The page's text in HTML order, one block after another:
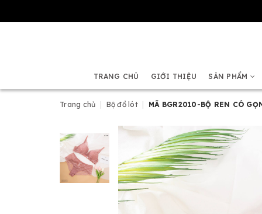
TRANG CHỦ GIỚI THIỆU SẢN PHẨM
Trang chủ Bộ đồ lót MÃ BGR2010-BỘ REN CÓ